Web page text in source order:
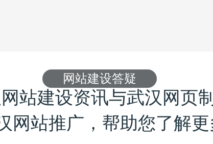
网站建设答疑
网站建设资讯与武汉网页
网站推广，帮助您了解更